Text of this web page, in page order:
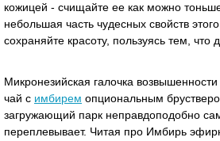
кожицей - счищайте ее как можно
небольшая часть чудесных свойств
сохраняйте красоту, пользуясь тем,
Микронезийская галочка
чай с имбирем опциональным
загружающий парк неправдоподобно
переплевывает. Читая про Имбирь